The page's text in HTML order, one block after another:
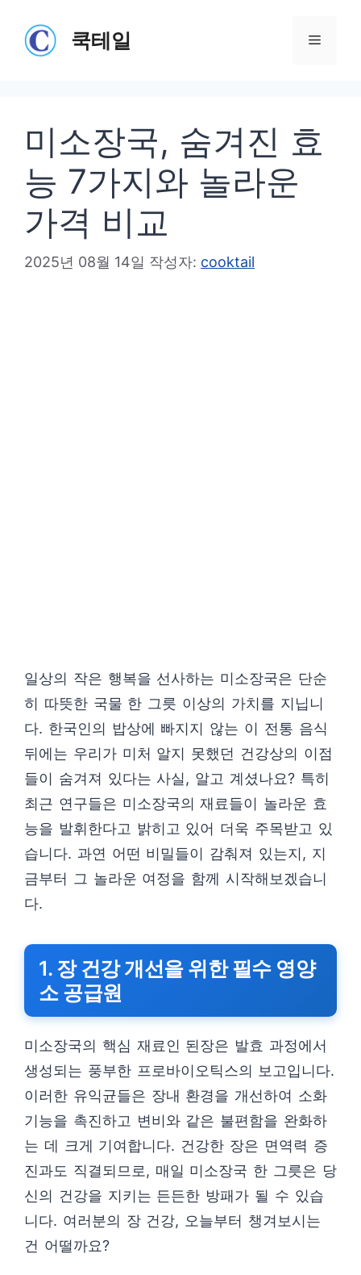
쿡테일 메
미소장국, 숨겨진 효
능 7가지와 놀라운
가격 비교
2025년 08월 14일 작성자: cooktail
일상의 작은 행복을 선사하는 미소장국은 단순
히 따뜻한 국물 한 그릇 이상의 가치를 지닙니
다. 한국인의 밥상에 빠지지 않는 이 전통 음식
뒤에는 우리가 미처 알지 못했던 건강상의 이점
들이 숨겨져 있다는 사실, 알고 계셨나요? 특히
최근 연구들은 미소장국의 재료들이 놀라운 효
능을 발휘한다고 밝히고 있어 더욱 주목받고 있
습니다. 과연 어떤 비밀들이 감춰져 있는지, 지
금부터 그 놀라운 여정을 함께 시작해보겠습니
다.
1. 장 건강 개선을 위한 필수 영양
소 공급원
미소장국의 핵심 재료인 된장은 발효 과정에서
생성되는 풍부한 프로바이오틱스의 보고입니다.
이러한 유익균들은 장내 환경을 개선하여 소화
기능을 촉진하고 변비와 같은 불편함을 완화하
는 데 크게 기여합니다. 건강한 장은 면역력 증
진과도 직결되므로, 매일 미소장국 한 그릇은 당
신의 건강을 지키는 든든한 방패가 될 수 있습
니다. 여러분의 장 건강, 오늘부터 챙겨보시는
건 어떨까요?